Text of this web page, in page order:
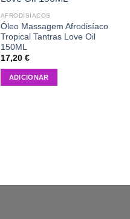
AFRODISÍACOS
Óleo Massagem Afrodisíaco
Tropical Tantras Love Oil
150ML
17,20 €
ADICIONAR